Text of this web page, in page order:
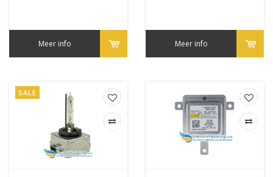
Meer info Meer info
SALE